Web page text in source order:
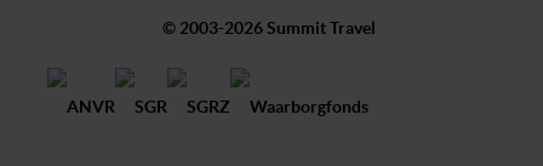
© 2003-2026 Summit Travel